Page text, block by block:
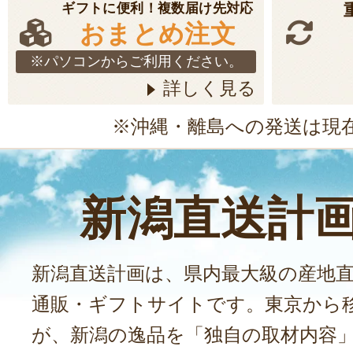
ギフトに便利！複数届け先対応
おまとめ注文
※パソコンからご利用ください。
詳しく見る
※沖縄・離島への発送は現
新潟直送計
新潟直送計画は、県内最大級の産地
通販・ギフトサイトです。東京から
が、新潟の逸品を「独自の取材内容